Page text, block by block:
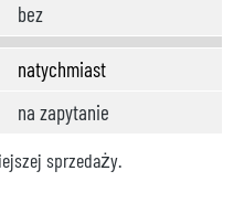
bez
natychmiast
na zapytanie
sprzedaży.